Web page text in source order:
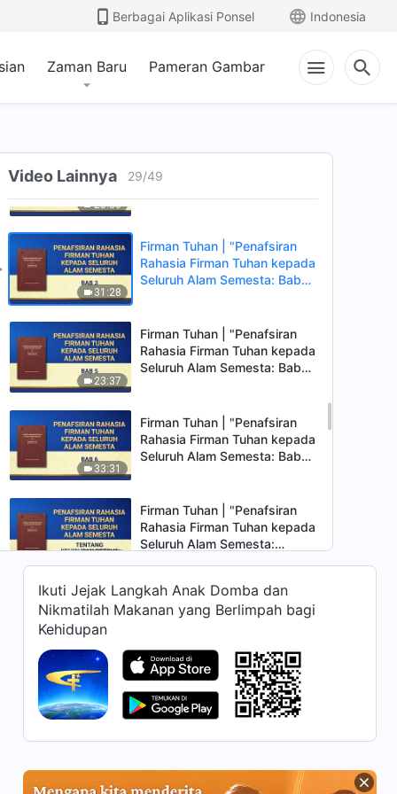
Berbagai Aplikasi Ponsel Indonesia
Zaman Baru Pameran Gambar
Video Lainnya 29/49
18:07
Semesta: Bab 39"
Firman Tuhan | "Firman Tuhan
23:50
Firman Tuhan | "Penafsiran
Rahasia Firman Tuhan kepada
31:28
Firman Tuhan | "Penafsiran
Rahasia Firman Tuhan kepada
Seluruh Alam Semesta: Bab
23:37
Firman Tuhan | "Penafsiran
Rahasia Firman Tuhan kepada
Seluruh Alam Semesta: Bab
33:31
Firman Tuhan | "Penafsiran
Rahasia Firman Tuhan kepada
Seluruh Alam Semesta: Bab
Firman Tuhan | "Penafsiran
Rahasia Firman Tuhan kepada
Seluruh Alam Semesta:
Firman Tuhan | "Penafsiran
Rahasia Firman Tuhan kepada
8"
Firman Tuhan | "Penafsiran
Rahasia Firman Tuhan kepada
Seluruh Alam Semesta: Bab
Firman Tuhan | "Penafsiran
Ikuti Jejak Langkah Anak Domba dan
Nikmatilah Makanan yang Berlimpah bagi
Kehidupan